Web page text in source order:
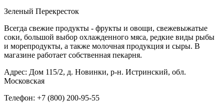
Зеленый Перекресток
Всегда свежие продукты - фрукты и овощи, свежевыжатые
соки, большой выбор охлажденного мяса, редкие виды рыбы
и морепродукты, а также молочная продукция и сыры. В
магазине работает собственная пекарня.
Адрес: Дом 115/2, д. Новинки, р-н. Истринский, обл.
Московская
Телефон: +7 (800) 200-95-55